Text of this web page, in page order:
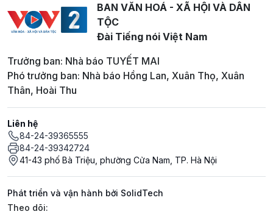
BAN VĂN HOÁ - XÃ HỘI VÀ DÂN
TỘC
Đài Tiếng nói Việt Nam
Trưởng ban: Nhà báo TUYẾT MAI
Phó trưởng ban: Nhà báo Hồng Lan, Xuân Thọ, Xuân
Thân, Hoài Thu
Liên hệ
84-24-39365555
84-24-39342724
41-43 phố Bà Triệu, phường Cửa Nam, TP. Hà Nội
Phát triển và vận hành bởi SolidTech
Mạng xã hội
Theo dõi: